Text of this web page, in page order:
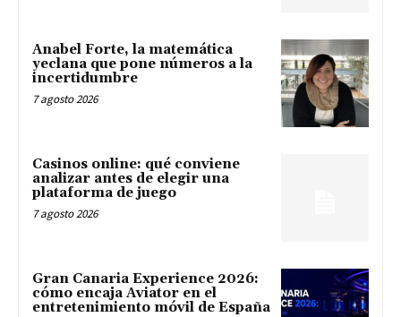
Anabel Forte, la matemática
yeclana que pone números a la
incertidumbre
7 agosto 2026
Casinos online: qué conviene
analizar antes de elegir una
plataforma de juego
7 agosto 2026
Gran Canaria Experience 2026:
cómo encaja Aviator en el
entretenimiento móvil de España